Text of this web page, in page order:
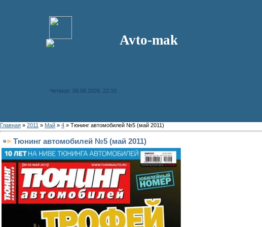
Avto-mak
Четверг, 06.08.2026, 22:10
Главная » 2011 » Май » 4 » Тюнинг автомобилей №5 (май 2011)
Тюнинг автомобилей №5 (май 2011)